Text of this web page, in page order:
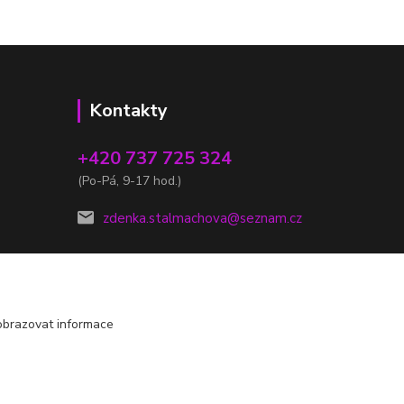
Kontakty
+420 737 725 324
(Po-Pá, 9-17 hod.)
zdenka.stalmachova@seznam.cz
informace